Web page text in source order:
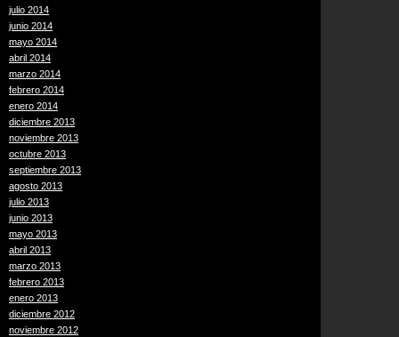
julio 2014
junio 2014
mayo 2014
abril 2014
marzo 2014
febrero 2014
enero 2014
diciembre 2013
noviembre 2013
octubre 2013
septiembre 2013
agosto 2013
julio 2013
junio 2013
mayo 2013
abril 2013
marzo 2013
febrero 2013
enero 2013
diciembre 2012
noviembre 2012